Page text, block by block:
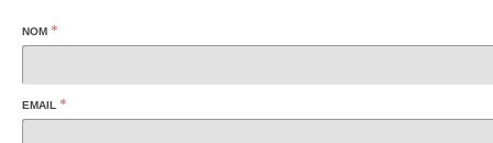
NOM *
EMAIL *